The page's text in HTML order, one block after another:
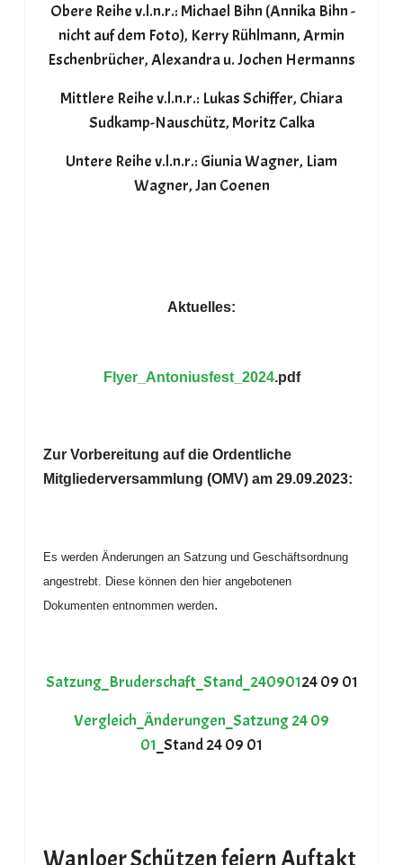
Obere Reihe v.l.n.r.: Michael Bihn (Annika Bihn -
nicht auf dem Foto), Kerry Rühlmann, Armin
Eschenbrücher, Alexandra u. Jochen Hermanns
Mittlere Reihe v.l.n.r.: Lukas Schiffer, Chiara
Sudkamp-Nauschütz, Moritz Calka
Untere Reihe v.l.n.r.: Giunia Wagner, Liam
Wagner, Jan Coenen
Aktuelles:
Flyer_Antoniusfest_2024.pdf
Zur Vorbereitung auf die Ordentliche
Mitgliederversammlung (OMV) am 29.09.2023:
Es werden Änderungen an Satzung und Geschäftsordnung
angestrebt. Diese können den hier angebotenen
Dokumenten entnommen werden.
Satzung_Bruderschaft_Stand_24090124 09 01
Vergleich_Änderungen_Satzung 24 09
01 _Stand 24 09 01